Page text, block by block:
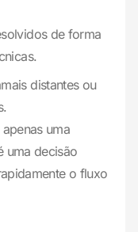
de forma
distantes ou
uma
uma decisão
o fluxo